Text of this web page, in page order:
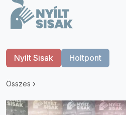
Nyílt Sisak Holtpont
Összes